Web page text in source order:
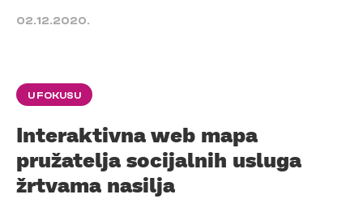
02.12.2020.
U FOKUSU
Interaktivna web mapa
pružatelja socijalnih usluga
žrtvama nasilja